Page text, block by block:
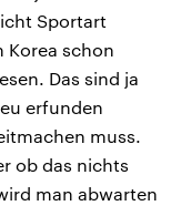
Sportart
Korea schon
Das sind ja
erfunden
muss.
ob das nichts
man abwarten